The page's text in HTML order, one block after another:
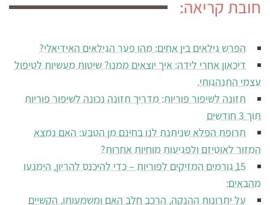
חובת קריאה:
הפרש גילאים בין אחים: מהו פער הגילאים האידיאלי?
דיכאון אחרי לידה: איך יוצאים ממנו? שיטות מעשיות לטיפול
עצמי התנהגותי.
תזונה לשיפור פוריות: מדריך תזונה נכונה לשיפור פוריות
תוך 3 חודשים
תרופת הפלא שניתנת לנו בחינם מן הטבע: האם נמצא
המזור לאוטיזם ולפגיעות מוחיות אחרות?
15 גורמים המזיקים לפוריות – כדי להיכנס להריון, הימנעו
מהבאים:
על יתרונות ההנקה, הרכב חלב האם ומשמעותו, הקשיים